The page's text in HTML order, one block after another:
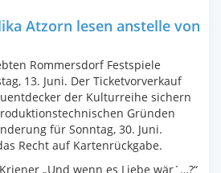
Atzorn lesen anstelle von
Rommersdorf Festspiele
13. Juni. Der Ticketvorverkauf
der Kulturreihe sichern
Gründen
für Sonntag, 30. Juni.
Recht auf Kartenrückgabe.
„Und wenn es Liebe wär´…?“